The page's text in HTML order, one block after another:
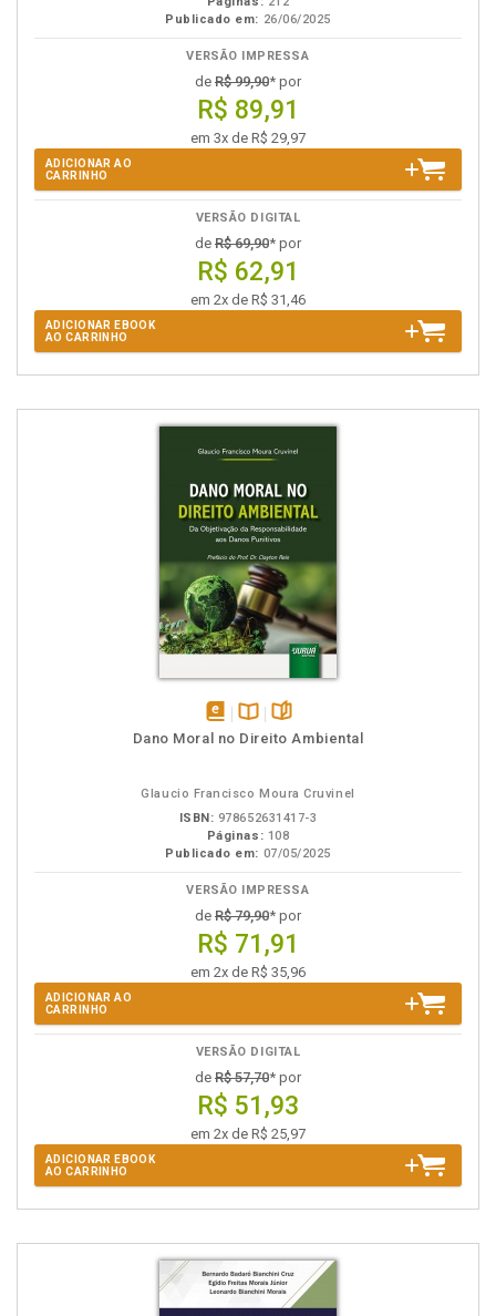
Publicado em: 26/06/2025
VERSÃO IMPRESSA
de R$ 99,90* por
R$ 89,91
em 3x de R$ 29,97
ADICIONAR AO
CARRINHO
VERSÃO DIGITAL
de R$ 69,90* por
R$ 62,91
em 2x de R$ 31,46
ADICIONAR EBOOK
AO CARRINHO
disponívelDisponível
páginas
Dano Moral no Direito Ambiental
Glaucio Francisco Moura Cruvinel
ISBN: 978652631417-3
Páginas: 108
Publicado em: 07/05/2025
VERSÃO IMPRESSA
de R$ 79,90* por
R$ 71,91
em 2x de R$ 35,96
ADICIONAR AO
CARRINHO
VERSÃO DIGITAL
de R$ 57,70* por
R$ 51,93
em 2x de R$ 25,97
ADICIONAR EBOOK
AO CARRINHO